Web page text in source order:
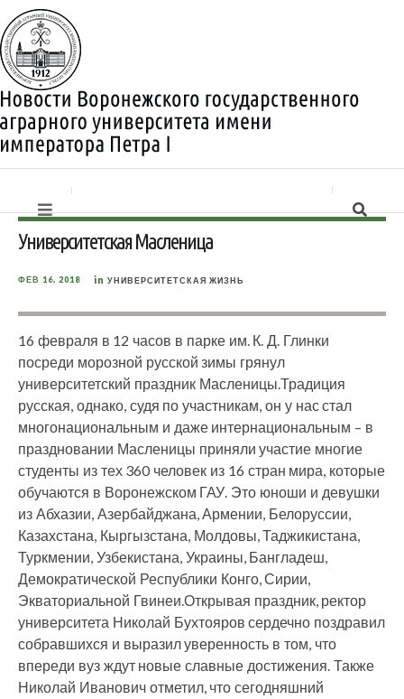
Университетская Масленица
ФЕВ 16, 2018 in УНИВЕРСИТЕТСКАЯ ЖИЗНЬ
16 февраля в 12 часов в парке им. К. Д. Глинки
посреди морозной русской зимы грянул
университетский праздник Масленицы.Традиция
русская, однако, судя по участникам, он у нас стал
многонациональным и даже интернациональным – в
праздновании Масленицы приняли участие многие
студенты из тех 360 человек из 16 стран мира, которые
обучаются в Воронежском ГАУ. Это юноши и девушки
из Абхазии, Азербайджана, Армении, Белоруссии,
Казахстана, Кыргызстана, Молдовы, Таджикистана,
Туркмении, Узбекистана, Украины, Бангладеш,
Демократической Республики Конго, Сирии,
Экваториальной Гвинеи.Открывая праздник, ректор
университета Николай Бухтояров сердечно поздравил
собравшихся и выразил уверенность в том, что
впереди вуз ждут новые славные достижения. Также
Николай Иванович отметил, что сегодняшний